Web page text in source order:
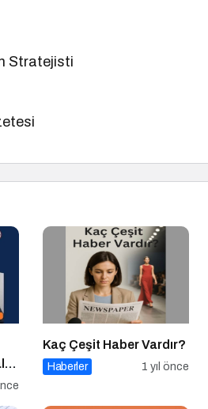
Stratejisti
Kaç Çeşit Haber Vardır?
Haberler 1 yıl önce